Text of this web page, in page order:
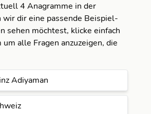
4 Anagramme in der
wir dir eine passende Beispiel-
sehen möchtest, klicke einfach
alle Fragen anzuzeigen, die
Adiyaman
B
B
I
S